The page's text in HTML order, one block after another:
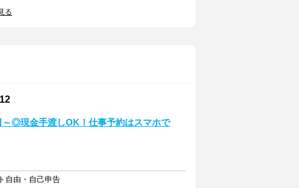
る
～◎現金手渡しOK！仕事予約はスマホで
自由・自己申告